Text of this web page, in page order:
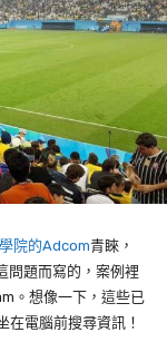
院的Adcom青睞，
問題而寫的，案例裡
。想像一下，這些已
在電腦前搜尋資訊！